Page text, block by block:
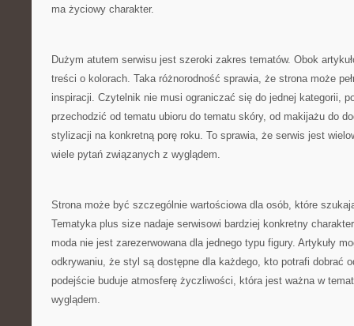
ma życiowy charakter.
Dużym atutem serwisu jest szeroki zakres tematów. Obok
treści o kolorach. Taka różnorodność sprawia, że strona może
inspiracji. Czytelnik nie musi ograniczać się do jednej kategorii,
przechodzić od tematu ubioru do tematu skóry, od makijażu do
stylizacji na konkretną porę roku. To sprawia, że serwis jest
wiele pytań związanych z wyglądem.
Strona może być szczególnie wartościowa dla osób, które
Tematyka plus size nadaje serwisowi bardziej konkretny
moda nie jest zarezerwowana dla jednego typu figury. Artykuły
odkrywaniu, że styl są dostępne dla każdego, kto potrafi dobrać
podejście buduje atmosferę życzliwości, która jest ważna w
wyglądem.